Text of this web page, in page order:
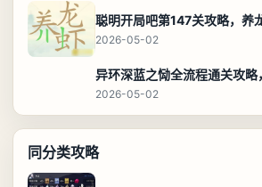
2026-05-02
异环深蓝之恸全流程通关攻
2026-05-02
同分类攻略